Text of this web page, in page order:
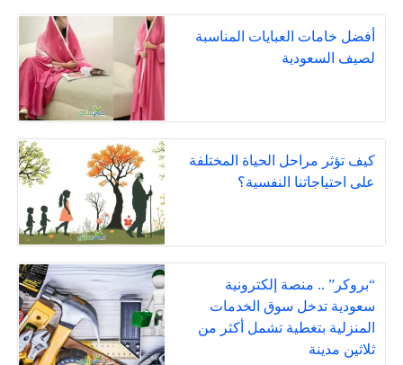
أفضل خامات العبايات المناسبة
لصيف السعودية
كيف تؤثر مراحل الحياة المختلفة
على احتياجاتنا النفسية؟
“بروكر” .. منصة إلكترونية
سعودية تدخل سوق الخدمات
المنزلية بتغطية تشمل أكثر من
ثلاثين مدينة